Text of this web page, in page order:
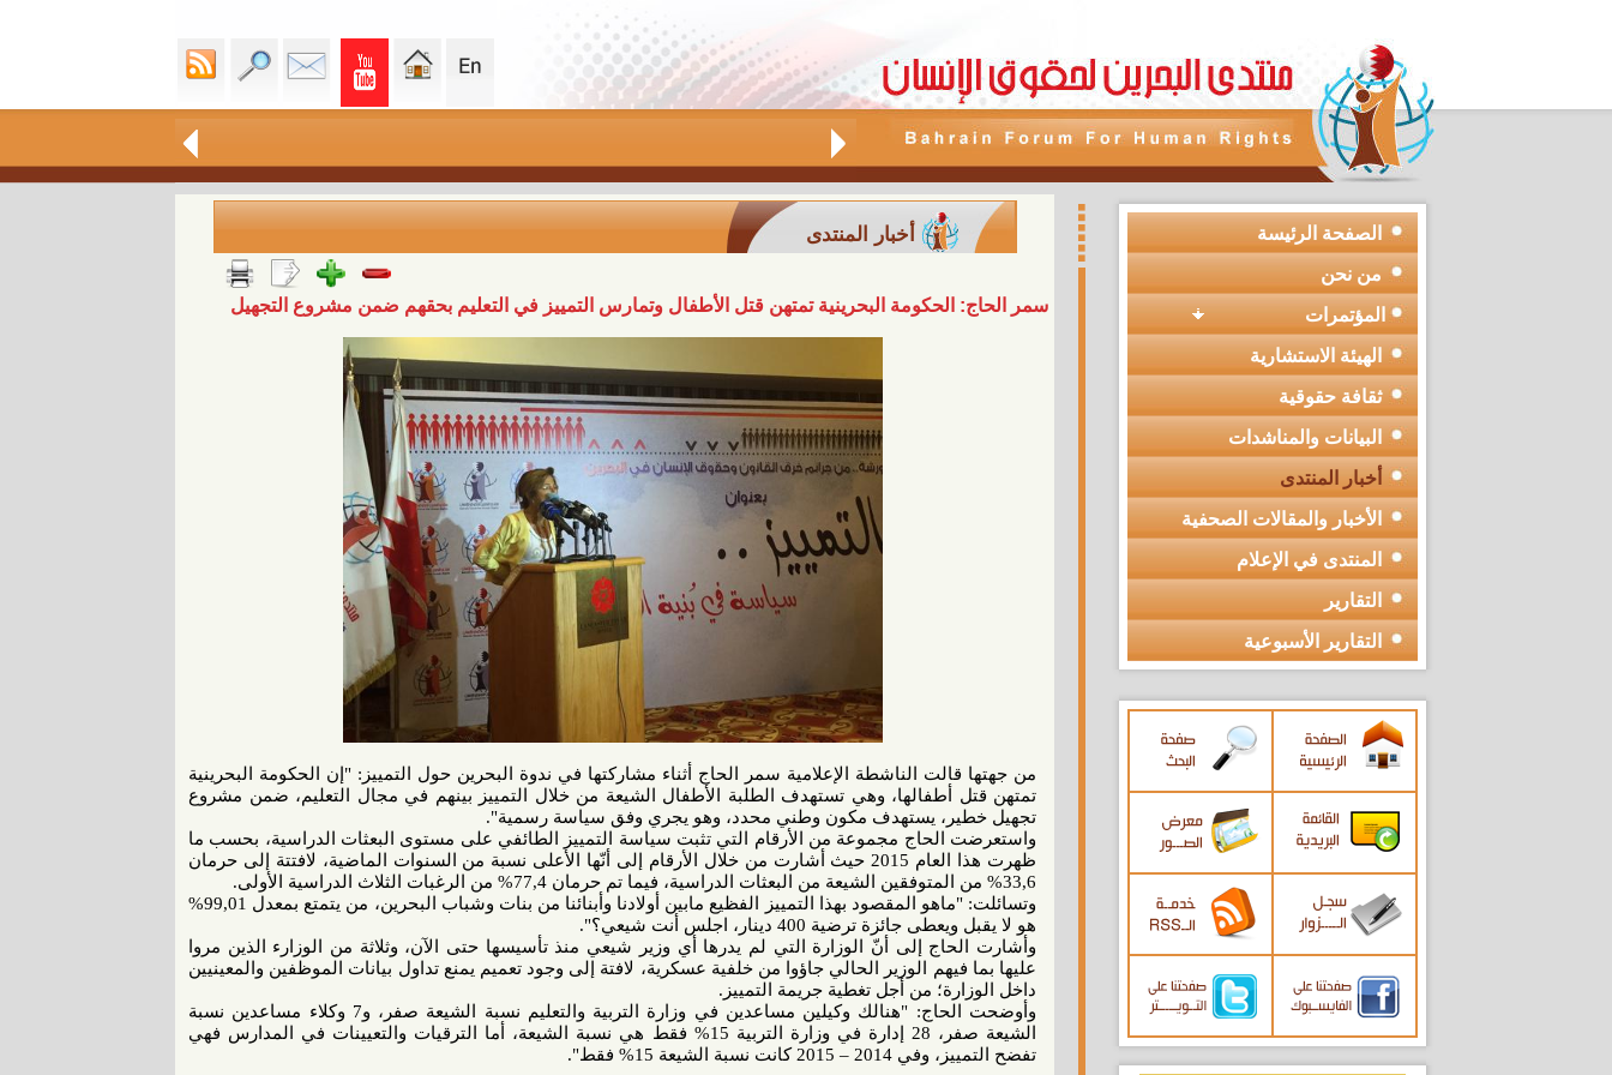
أخبار المنتدى
سمر الحاج: الحكومة البحرينية تمتهن قتل الأطفال وتمارس التمييز في التعليم بحقهم ضمن مشروع التجهيل
من جهتها قالت الناشطة الإعلامية سمر الحاج أثناء مشاركتها في ندوة البحرين حول التمييز: "إن الحكومة البحرينية
تمتهن قتل أطفالها، وهي تستهدف الطلبة الأطفال الشيعة من خلال التمييز بينهم في مجال التعليم، ضمن مشروع
تجهيل خطير، يستهدف مكون وطني محدد، وهو يجري وفق سياسة رسمية".
واستعرضت الحاج مجموعة من الأرقام التي تثبت سياسة التمييز الطائفي على مستوى البعثات الدراسية، بحسب ما
ظهرت هذا العام 2015 حيث أشارت من خلال الأرقام إلى أنّها الأعلى نسبة من السنوات الماضية، لافتتة إلى حرمان
33,6% من المتوفقين الشيعة من البعثات الدراسية، فيما تم حرمان 77,4% من الرغبات الثلاث الدراسية الأولى.
وتسائلت: "ماهو المقصود بهذا التمييز الفظيع مابين أولادنا وأبنائنا من بنات وشباب البحرين، من يتمتع بمعدل 99,01%
هو لا يقبل ويعطى جائزة ترضية 400 دينار، اجلس أنت شيعي؟".
وأشارت الحاج إلى أنّ الوزارة التي لم يدرها أي وزير شيعي منذ تأسيسها حتى الآن، وثلاثة من الوزارء الذين مروا
عليها بما فيهم الوزير الحالي جاؤوا من خلفية عسكرية، لافتة إلى وجود تعميم يمنع تداول بيانات الموظفين والمعينيين
داخل الوزارة؛ من أجل تغطية جريمة التمييز.
وأوضحت الحاج: "هنالك وكيلين مساعدين في وزارة التربية والتعليم نسبة الشيعة صفر، و7 وكلاء مساعدين نسبة
الشيعة صفر، 28 إدارة في وزارة التربية 15% فقط هي نسبة الشيعة، أما الترقيات والتعيينات في المدارس فهي
تفضح التمييز، وفي 2014 – 2015 كانت نسبة الشيعة 15% فقط".
الصفحة الرئيسة
من نحن
المؤتمرات
الهيئة الاستشارية
ثقافة حقوقية
البيانات والمناشدات
أخبار المنتدى
الأخبار والمقالات الصحفية
المنتدى في الإعلام
التقارير
التقارير الأسبوعية